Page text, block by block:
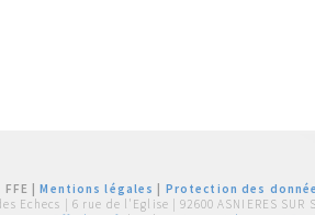
FFE |Mentions légales
Protection des
Echecs | 6 rue de l'Eglise | 92600 ASNIERES SUR